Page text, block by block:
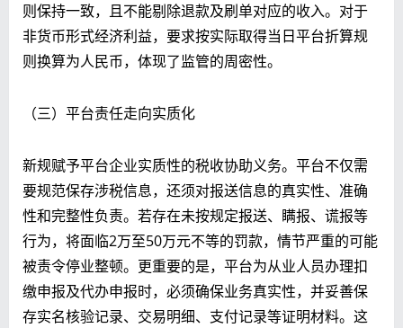
则保持一致，且不能剔除退款及刷单对应的收入。对于
非货币形式经济利益，要求按实际取得当日平台折算规
则换算为人民币，体现了监管的周密性。
（三）平台责任走向实质化
新规赋予平台企业实质性的税收协助义务。平台不仅需
要规范保存涉税信息，还须对报送信息的真实性、准确
性和完整性负责。若存在未按规定报送、瞒报、谎报等
行为，将面临2万至50万元不等的罚款，情节严重的可能
被责令停业整顿。更重要的是，平台为从业人员办理扣
缴申报及代办申报时，必须确保业务真实性，并妥善保
存实名核验记录、交易明细、支付记录等证明材料。这